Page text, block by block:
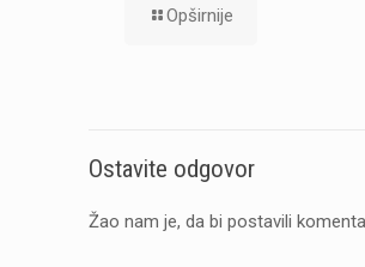
Opširnije
Ostavite odgovor
Žao nam je, da bi postavili